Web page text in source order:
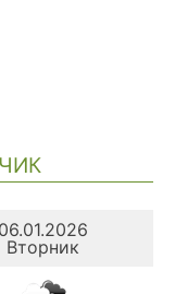
06.01.2026
Вторник